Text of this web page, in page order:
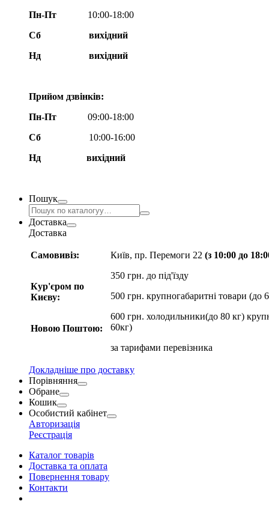
Пн-Пт
10:00-18:00
Сб
вихідний
Нд
вихідний
Прийом дзвінків:
Пн-Пт
09:00-18:00
Сб
10:00-16:00
Нд вихідний
Пошук
Доставка
Доставка
Самовивіз:
Кур'єром по
Києву:
Новою Поштою:
Київ, пр. Перемоги 22 (з 10:00 до
350 грн. до під'їзду
500 грн. крупногабаритні товари (до
600 грн. холодильники(до 80 кг)
60кг)
за тарифами перевізника
Докладніше про доставку
Порівняння
Обране
Кошик
Особистий кабінет
Авторизація
Реєстрація
Каталог товарів
Доставка та оплата
Повернення товару
Контакти